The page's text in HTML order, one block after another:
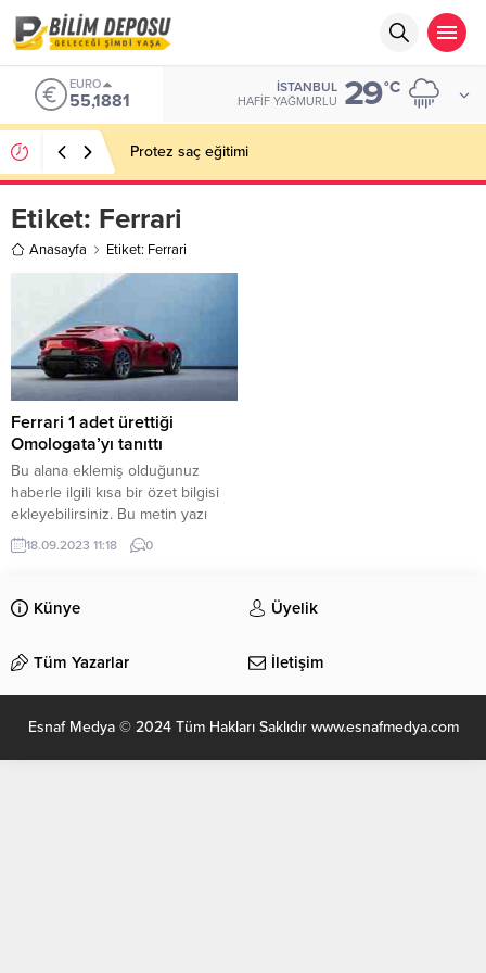
EURO
55,1881
İSTANBUL
HAFIF YAĞMURLU 29°C
Protez saç eğitimi
Etiket: Ferrari
Anasayfa Etiket: Ferrari
Ferrari 1 adet ürettiği
Omologata’yı tanıttı
Bu alana eklemiş olduğunuz
haberle ilgili kısa bir özet bilgisi
ekleyebilirsiniz. Bu metin yazı
düzenleme sayfasında “Özet”
bölümünden eklenebilir. Özet
olarak bu şekilde gösterilir,
eklenmemişse bu alan boş kalır.
18.09.2023 11:18 0
Künye Üyelik
Tüm Yazarlar İletişim
Esnaf Medya © 2024 Tüm Hakları Saklıdır www.esnafmedya.com